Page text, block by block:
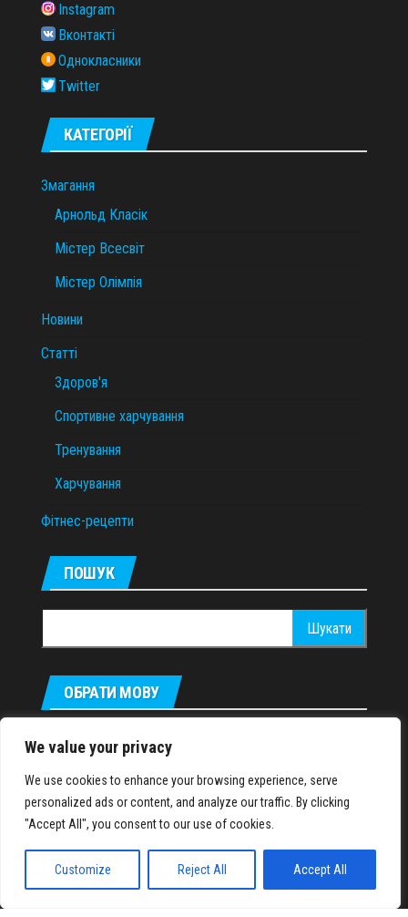
We value your privacy
We use cookies to enhance your browsing experience, serve
personalized ads or content, and analyze our traffic. By clicking
"Accept All", you consent to our use of cookies.
Customize Reject All Accept All
Instagram
Вконтакті
Однокласники
Twitter
КАТЕГОРІЇ
Змагання
Арнольд Класік
Містер Всесвіт
Містер Олімпія
Новини
Статті
Здоров'я
Спортивне харчування
Тренування
Харчування
Фітнес-рецепти
ПОШУК
ОБРАТИ МОВУ
Русский
IronMuscles.org© 2018-2023